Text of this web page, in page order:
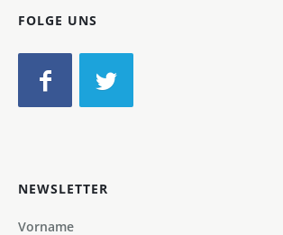
FOLGE UNS
NEWSLETTER
Vorname